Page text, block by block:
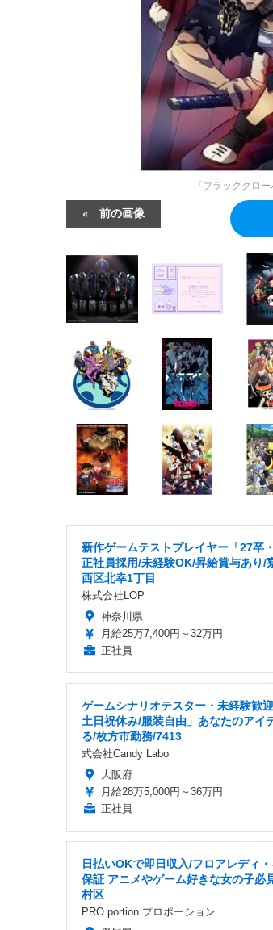
『ブラッククロ
前の画像
新作ゲームテストプレイヤー「27卒
正社員採用/未経験OK/昇給賞与あり/
西区北幸1丁目
株式会社LOP
神奈川県
月給25万7,400円～32万円
正社員
ゲームシナリオテスター・未経験歓
土日祝休み/服装自由」あなたのアイ
る/枚方市勤務/7413
式会社Candy Labo
大阪府
月給28万5,000円～36万円
正社員
日払いOKで即日収入/フロアレディ
保証 アニメやゲーム好きな女の子必
村区
PRO portion プロポーション